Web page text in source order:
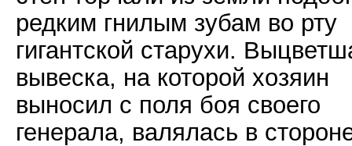
редким гнилым зубам во рту
гигантской старухи.
вывеска, на которой хозяин
выносил с поля боя своего
генерала, валялась в